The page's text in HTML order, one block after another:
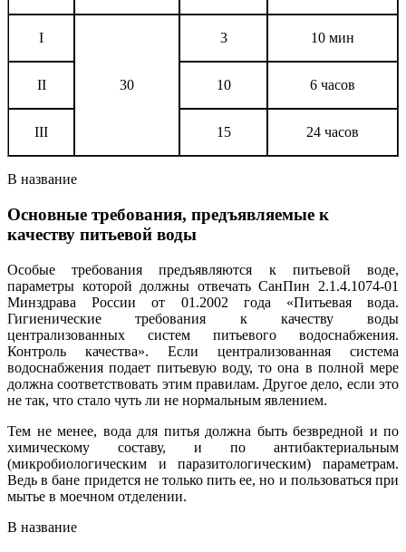
I
30
3 10 мин
II 10 6 часов
III 15 24 часов
В название
Основные требования, предъявляемые к
качеству питьевой воды
Особые требования предъявляются к питьевой воде,
параметры которой должны отвечать СанПин 2.1.4.1074-01
Минздрава России от 01.2002 года «Питьевая вода.
Гигиенические требования к качеству воды
централизованных систем питьевого водоснабжения.
Контроль качества». Если централизованная система
водоснабжения подает питьевую воду, то она в полной мере
должна соответствовать этим правилам. Другое дело, если это
не так, что стало чуть ли не нормальным явлением.
Тем не менее, вода для питья должна быть безвредной и по
химическому составу, и по антибактериальным
(микробиологическим и паразитологическим) параметрам.
Ведь в бане придется не только пить ее, но и пользоваться при
мытье в моечном отделении.
В название